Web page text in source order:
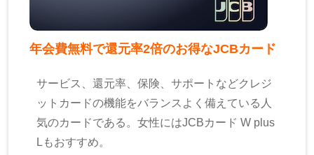
年会費無料で還元率2倍のお得なJCBカード
サービス、還元率、保険、サポートなどクレジ
ットカードの機能をバランスよく備えている人
気のカードである。女性にはJCBカード W plus
Lもおすすめ。